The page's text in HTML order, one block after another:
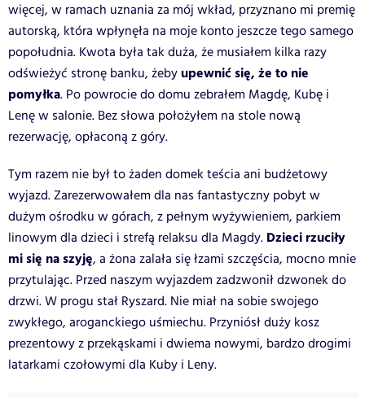
więcej, w ramach uznania za mój wkład, przyznano mi premię
autorską, która wpłynęła na moje konto jeszcze tego samego
popołudnia. Kwota była tak duża, że musiałem kilka razy
odświeżyć stronę banku, żebyupewnić się, że to nie
pomyłka. Po powrocie do domu zebrałem Magdę, Kubę i
Lenę w salonie. Bez słowa położyłem na stole nową
rezerwację, opłaconą z góry.
Tym razem nie był to żaden domek teścia ani budżetowy
wyjazd. Zarezerwowałem dla nas fantastyczny pobyt w
dużym ośrodku w górach, z pełnym wyżywieniem, parkiem
linowym dla dzieci i strefą relaksu dla Magdy. Dzieci rzuciły
mi się na szyję, a żona zalała się łzami szczęścia, mocno mnie
przytulając. Przed naszym wyjazdem zadzwonił dzwonek do
drzwi. W progu stał Ryszard. Nie miał na sobie swojego
zwykłego, aroganckiego uśmiechu. Przyniósł duży kosz
prezentowy z przekąskami i dwiema nowymi, bardzo drogimi
latarkami czołowymi dla Kuby i Leny.